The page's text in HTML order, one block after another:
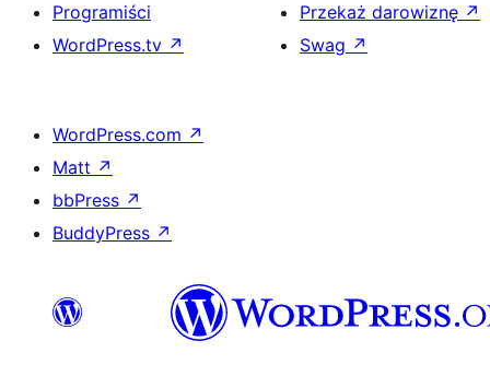
Programiści
WordPress.tv ↗
Przekaż darowiznę ↗
Swag ↗
WordPress.com ↗
Matt ↗
bbPress ↗
BuddyPress ↗